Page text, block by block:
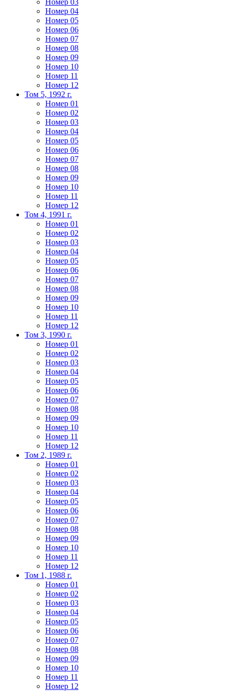
Номер 03
Номер 04
Номер 05
Номер 06
Номер 07
Номер 08
Номер 09
Номер 10
Номер 11
Номер 12
Том 5, 1992 г.
Номер 01
Номер 02
Номер 03
Номер 04
Номер 05
Номер 06
Номер 07
Номер 08
Номер 09
Номер 10
Номер 11
Номер 12
Том 4, 1991 г.
Номер 01
Номер 02
Номер 03
Номер 04
Номер 05
Номер 06
Номер 07
Номер 08
Номер 09
Номер 10
Номер 11
Номер 12
Том 3, 1990 г.
Номер 01
Номер 02
Номер 03
Номер 04
Номер 05
Номер 06
Номер 07
Номер 08
Номер 09
Номер 10
Номер 11
Номер 12
Том 2, 1989 г.
Номер 01
Номер 02
Номер 03
Номер 04
Номер 05
Номер 06
Номер 07
Номер 08
Номер 09
Номер 10
Номер 11
Номер 12
Том 1, 1988 г.
Номер 01
Номер 02
Номер 03
Номер 04
Номер 05
Номер 06
Номер 07
Номер 08
Номер 09
Номер 10
Номер 11
Номер 12